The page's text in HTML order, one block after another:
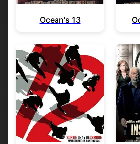
Ocean's 13